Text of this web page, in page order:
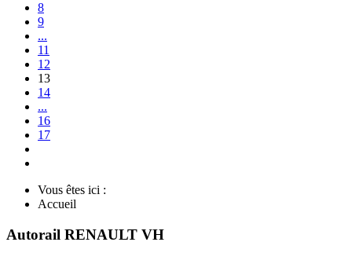
8
9
...
11
12
13
14
...
16
17
Vous êtes ici :
Accueil
Autorail RENAULT VH